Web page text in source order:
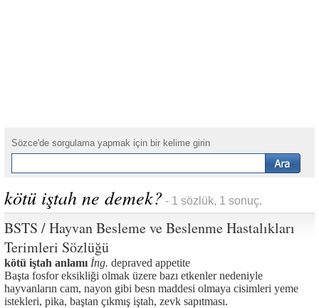
Sözce'de sorgulama yapmak için bir kelime girin
kötü iştah ne demek? - 1 sözlük, 1 sonuç.
BSTS / Hayvan Besleme ve Beslenme Hastalıkları
Terimleri Sözlüğü
kötü iştah anlamı İng. depraved appetite
Başta fosfor eksikliği olmak üzere bazı etkenler nedeniyle
hayvanların cam, nayon gibi besn maddesi olmaya cisimleri yeme
istekleri, pika, baştan çıkmış iştah, zevk sapıtması.